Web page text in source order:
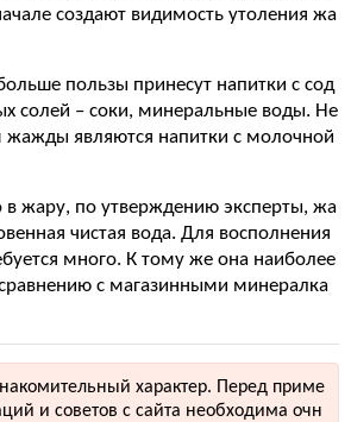
создают видимость утоления жа
пользы принесут напитки с сод
солей – соки, минеральные воды. Не
жажды являются напитки с молочной
в жару, по утверждению эксперты, жа
чистая вода. Для восполнения
много. К тому же она наиболее
с магазинными минералка
характер. Перед приме
и советов с сайта необходима очн